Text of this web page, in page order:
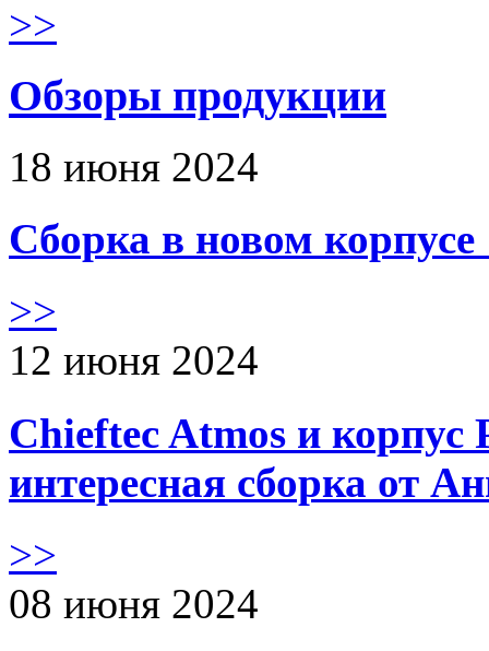
>>
Обзоры продукции
18 июня 2024
Сборка в новом
>>
12 июня 2024
Chieftec Atmos и корпус
интересная сборка от
>>
08 июня 2024